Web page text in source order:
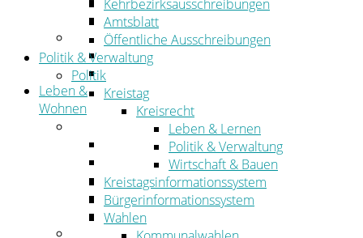
Landwirtschaft
Tourismus
Freizeit und Urlaub im Landkreis
Veranstaltungen
Leben &
Wohnen
Migration
Schulen, Bildung, Sport und Kultur
Soziales
Gesundheit
Jugend, Familie und Senioren
Kehrbezirksausschreibungen
Amtsblatt
Öffentliche Ausschreibungen
Politik & Verwaltung
Politik
Kreistag
Kreisrecht
Leben & Lernen
Politik & Verwaltung
Wirtschaft & Bauen
Kreistagsinformationssystem
Bürgerinformationssystem
Wahlen